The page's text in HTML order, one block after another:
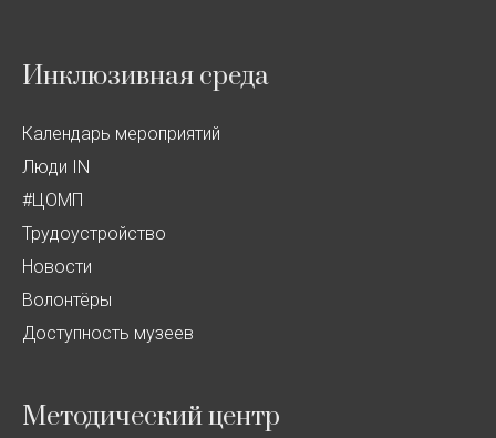
Инклюзивная среда
Календарь мероприятий
Люди IN
#ЦОМП
Трудоустройство
Новости
Волонтёры
Доступность музеев
Методический центр